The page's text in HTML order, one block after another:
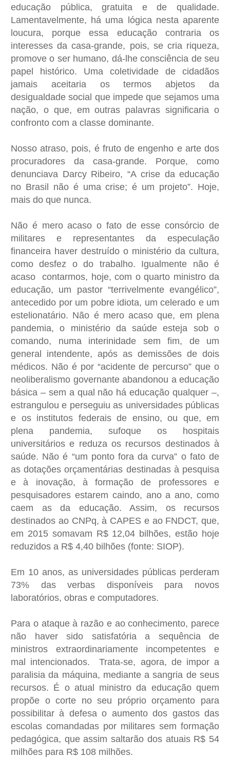
educação pública, gratuita e de qualidade.
Lamentavelmente, há uma lógica nesta aparente
loucura, porque essa educação contraria os
interesses da casa-grande, pois, se cria riqueza,
promove o ser humano, dá-lhe consciência de seu
papel histórico. Uma coletividade de cidadãos
jamais aceitaria os termos abjetos da
desigualdade social que impede que sejamos uma
nação, o que, em outras palavras significaria o
confronto com a classe dominante.
Nosso atraso, pois, é fruto de engenho e arte dos
procuradores da casa-grande. Porque, como
denunciava Darcy Ribeiro, “A crise da educação
no Brasil não é uma crise; é um projeto”. Hoje,
mais do que nunca.
Não é mero acaso o fato de esse consórcio de
militares e representantes da especulação
financeira haver destruído o ministério da cultura,
como desfez o do trabalho. Igualmente não é
acaso contarmos, hoje, com o quarto ministro da
educação, um pastor “terrivelmente evangélico”,
antecedido por um pobre idiota, um celerado e um
estelionatário. Não é mero acaso que, em plena
pandemia, o ministério da saúde esteja sob o
comando, numa interinidade sem fim, de um
general intendente, após as demissões de dois
médicos. Não é por “acidente de percurso” que o
neoliberalismo governante abandonou a educação
básica – sem a qual não há educação qualquer –,
estrangulou e perseguiu as universidades públicas
e os institutos federais de ensino, ou que, em
plena pandemia, sufoque os hospitais
universitários e reduza os recursos destinados à
saúde. Não é “um ponto fora da curva” o fato de
as dotações orçamentárias destinadas à pesquisa
e à inovação, à formação de professores e
pesquisadores estarem caindo, ano a ano, como
caem as da educação. Assim, os recursos
destinados ao CNPq, à CAPES e ao FNDCT, que,
em 2015 somavam R$ 12,04 bilhões, estão hoje
reduzidos a R$ 4,40 bilhões (fonte: SIOP).
Em 10 anos, as universidades públicas perderam
73% das verbas disponíveis para novos
laboratórios, obras e computadores.
Para o ataque à razão e ao conhecimento, parece
não haver sido satisfatória a sequência de
ministros extraordinariamente incompetentes e
mal intencionados. Trata-se, agora, de impor a
paralisia da máquina, mediante a sangria de seus
recursos. É o atual ministro da educação quem
propõe o corte no seu próprio orçamento para
possibilitar à defesa o aumento dos gastos das
escolas comandadas por militares sem formação
pedagógica, que assim saltarão dos atuais R$ 54
milhões para R$ 108 milhões.